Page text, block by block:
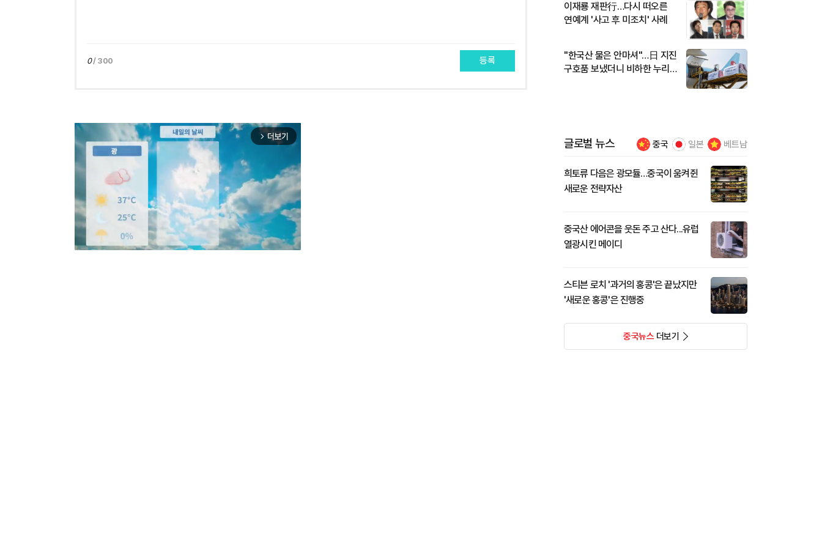
0/ 300 등록
arrow_forward_ios 더보기
이재룡 재판行…다시 떠오른
연예계 '사고 후 미조치' 사례
"한국산 물은 안마셔"…日 지진
구호품 보냈더니 비하한 누리
글로벌 뉴스 중국 일본 베트남
희토류 다음은 광모듈…중국이 움켜쥔
새로운 전략자산
중국산 에어콘을 웃돈 주고 산다...유럽
열광시킨 메이디
스티븐 로치 '과거의 홍콩'은 끝났지만
'새로운 홍콩'은 진행중
중국뉴스더보기